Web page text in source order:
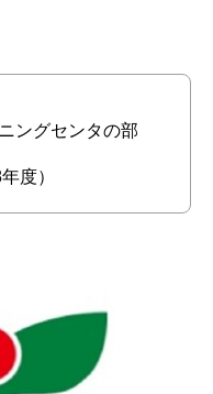
ングセンタの部
度）